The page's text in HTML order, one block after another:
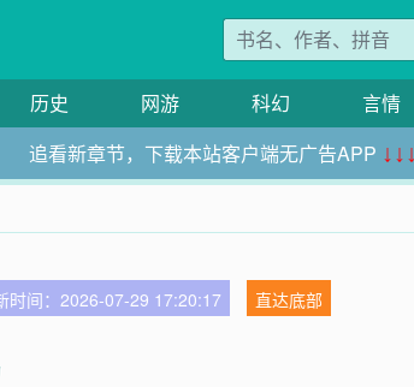
历史 网游 科幻 言情
追看新章节，下载本站客户端无广告APP ↓↓↓
时间：2026-07-29 17:20:17
直达底部